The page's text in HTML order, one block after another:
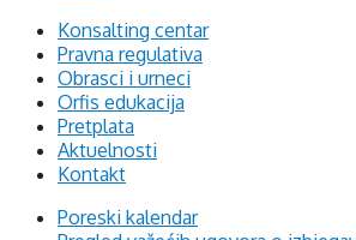
Konsalting centar
Pravna regulativa
Obrasci i urneci
Orfis edukacija
Pretplata
Aktuelnosti
Kontakt
Poreski kalendar